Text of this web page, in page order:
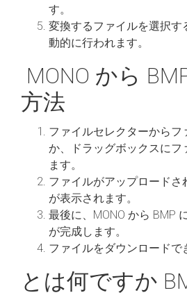
す。
変換するファイルを選択す
動的に行われます。
MONO から
方法
ファイルセレクターからフ
か、ドラッグボックスにフ
ます。
ファイルがアップロードさ
が表示されます。
最後に、MONO から BMP
が完成します。
ファイルをダウンロードで
とは何ですか